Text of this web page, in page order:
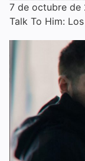
7 de octubre de
Talk To Him: